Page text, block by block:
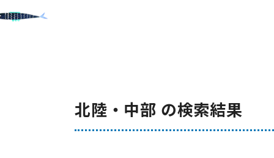
北陸・中部 の検索結果